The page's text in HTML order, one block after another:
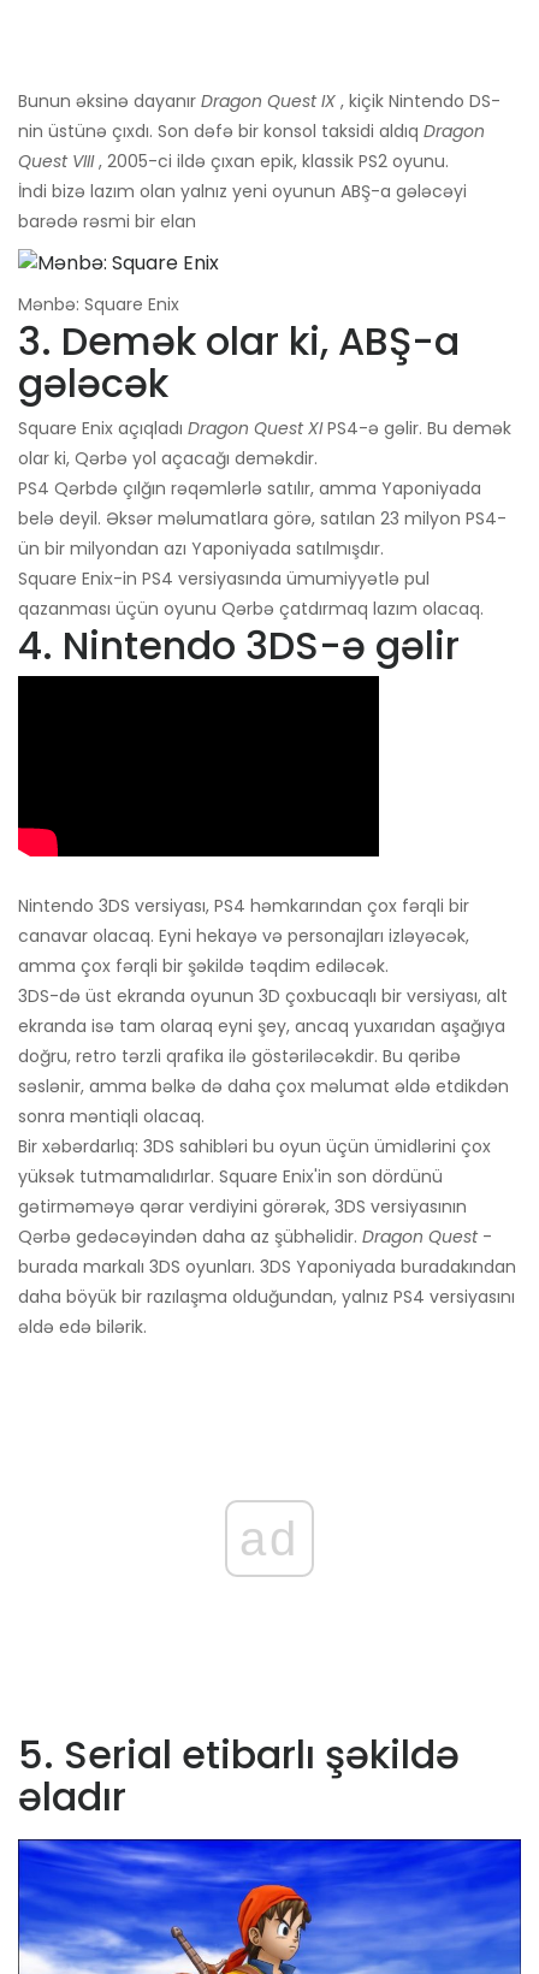
Bunun əksinə dayanır Dragon Quest IX , kiçik Nintendo DS-
nin üstünə çıxdı. Son dəfə bir konsol taksidi aldıq Dragon
Quest VIII, 2005-ci ildə çıxan epik, klassik PS2 oyunu.
İndi bizə lazım olan yalnız yeni oyunun ABŞ-a gələcəyi
barədə rəsmi bir elan
Mənbə: Square Enix
3. Demək olar ki, ABŞ-a
gələcək
Square Enix açıqladı Dragon Quest XIPS4-ə gəlir. Bu demək
olar ki, Qərbə yol açacağı deməkdir.
PS4 Qərbdə çılğın rəqəmlərlə satılır, amma Yaponiyada
belə deyil. Əksər məlumatlara görə, satılan 23 milyon PS4-
ün bir milyondan azı Yaponiyada satılmışdır.
Square Enix-in PS4 versiyasında ümumiyyətlə pul
qazanması üçün oyunu Qərbə çatdırmaq lazım olacaq.
4. Nintendo 3DS-ə gəlir
Nintendo 3DS versiyası, PS4 həmkarından çox fərqli bir
canavar olacaq. Eyni hekayə və personajları izləyəcək,
amma çox fərqli bir şəkildə təqdim ediləcək.
3DS-də üst ekranda oyunun 3D çoxbucaqlı bir versiyası, alt
ekranda isə tam olaraq eyni şey, ancaq yuxarıdan aşağıya
doğru, retro tərzli qrafika ilə göstəriləcəkdir. Bu qəribə
səslənir, amma bəlkə də daha çox məlumat əldə etdikdən
sonra məntiqli olacaq.
Bir xəbərdarlıq: 3DS sahibləri bu oyun üçün ümidlərini çox
yüksək tutmamalıdırlar. Square Enix'in son dördünü
gətirməməyə qərar verdiyini görərək, 3DS versiyasının
Qərbə gedəcəyindən daha az şübhəlidir. Dragon Quest-
burada markalı 3DS oyunları. 3DS Yaponiyada buradakından
daha böyük bir razılaşma olduğundan, yalnız PS4 versiyasını
əldə edə bilərik.
ad
5. Serial etibarlı şəkildə
əladır